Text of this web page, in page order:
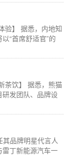
验】 据悉，内地知
“首席舒适官”的
茶饮】 据悉，熊猫
发团队、品牌设
品牌明星代言人
丁新能源汽车一